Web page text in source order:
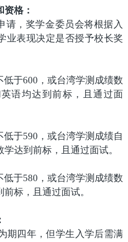
格：
请，奖学金委员会将根据入
业表现决定是否授予校长奖
低于600 ，或台湾学测成绩数
语均达到前标，且通过面
低于590 ，或台湾学测成绩自
达到前标，且通过面试。
低于580 ，或台湾学测成绩数
标，且通过面试。
期四年，但学生入学后需满